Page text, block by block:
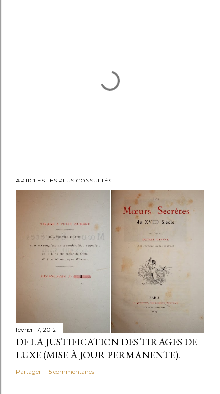
n
s
n
c
o
m
ARTICLES LES PLUS CONSULTÉS
février 17, 2012
DE LA JUSTIFICATION DES TIRAGES DE
LUXE (MISE À JOUR PERMANENTE).
Partager 5 commentaires